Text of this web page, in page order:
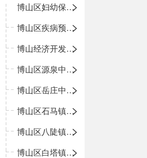
博山区妇幼保健院
博山区疾病预防控制中心
博山经济开发区卫生院
博山区源泉中心卫生院（博山区第二人民医院）
博山区岳庄中心卫生院
博山区石马镇卫生院
博山区八陡镇卫生院
博山区白塔镇卫生院